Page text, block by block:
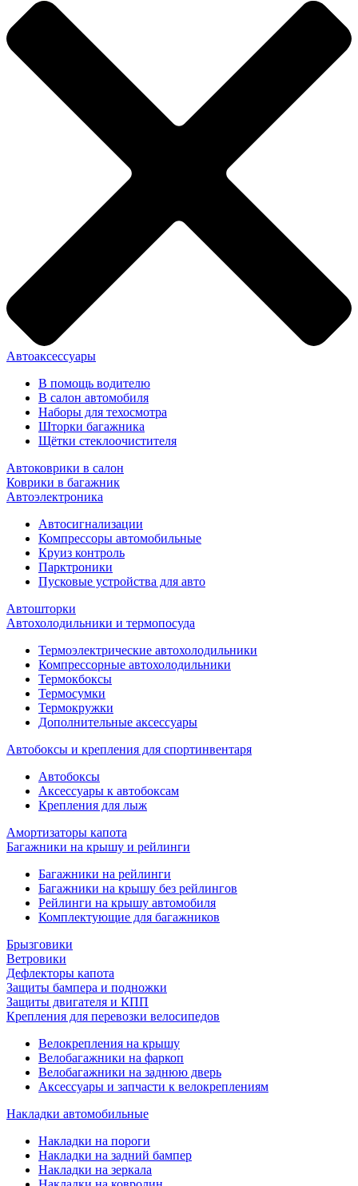
Автоаксессуары
В помощь водителю
В салон автомобиля
Наборы для техосмотра
Шторки багажника
Щётки стеклоочистителя
Автоковрики в салон
Коврики в багажник
Автоэлектроника
Автосигнализации
Компрессоры автомобильные
Круиз контроль
Парктроники
Пусковые устройства для авто
Автошторки
Автохолодильники и термопосуда
Термоэлектрические автохолодильники
Компрессорные автохолодильники
Термокбоксы
Термосумки
Термокружки
Дополнительные аксессуары
Автобоксы и крепления для спортинвентаря
Автобоксы
Аксессуары к автобоксам
Крепления для лыж
Амортизаторы капота
Багажники на крышу и рейлинги
Багажники на рейлинги
Багажники на крышу без рейлингов
Рейлинги на крышу автомобиля
Комплектующие для багажников
Брызговики
Ветровики
Дефлекторы капота
Защиты бампера и подножки
Защиты двигателя и КПП
Крепления для перевозки велосипедов
Велокрепления на крышу
Велобагажники на фаркоп
Велобагажники на заднюю дверь
Аксессуары и запчасти к велокреплениям
Накладки автомобильные
Накладки на пороги
Накладки на задний бампер
Накладки на зеркала